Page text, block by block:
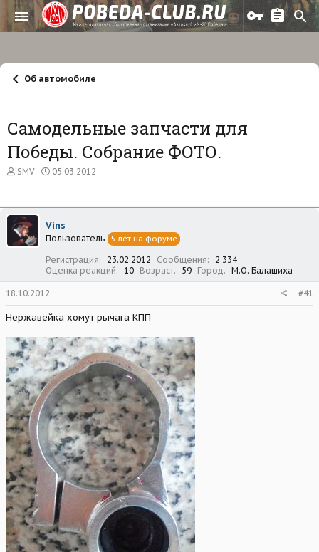
Об автомобиле
Самодельные запчасти для
Победы. Собрание ФОТО.
А
о
р
т
е
SMV
Д
а
а
ч
л
а
05.03.2012
Vins
Пользователь 5 лет на форуме
Регистрация 23.02.2012 Сообщения
2 334
Оценка реакций
10 Возраст 59 Город М.О. Балашиха
18.10.2012 #41
Нержавейка хомут рычага КПП